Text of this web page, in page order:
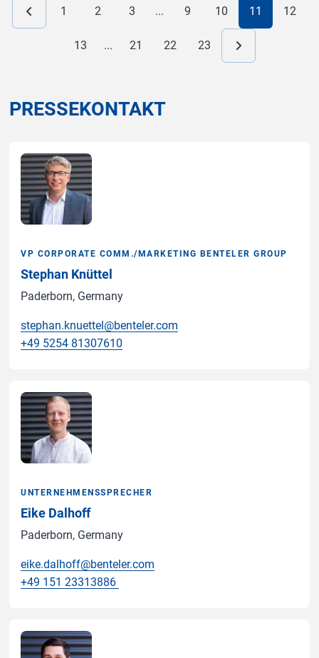
1 2 3 ... 9 10 11 12
13 ... 21 22 23
PRESSEKONTAKT
VP CORPORATE COMM./MARKETING BENTELER GROUP
Stephan Knüttel
Paderborn, Germany
stephan.knuettel@benteler.com
+49 5254 81307610
UNTERNEHMENSSPRECHER
Eike Dalhoff
Paderborn, Germany
eike.dalhoff@benteler.com
+49 151 23313886